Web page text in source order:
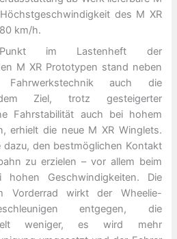
des M XR
km/h.
im Lastenheft der
M XR Prototypen stand neben
auch die
Ziel, trotz gesteigerter
Fahrstabilität auch bei hohem
erhielt die neue M XR Winglets.
dazu, den bestmöglichen Kontakt
zu erzielen – vor allem beim
hohen Geschwindigkeiten. Die
Vorderrad wirkt der Wheelie-
entgegen, die
weniger, es wird mehr